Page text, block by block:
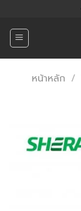
ยัง
เนื้อหา
หน้าหลัก /